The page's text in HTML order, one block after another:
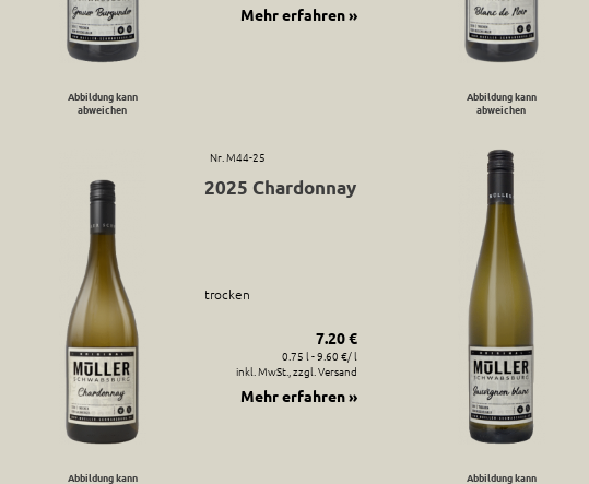
Abbildung kann
abweichen
Mehr erfahren »
Abbildung kann
abweichen
Abbildung kann
Nr. M44-25
2025 Chardonnay
trocken
7.20 €
0.75 l - 9.60 €/ l
inkl. MwSt., zzgl. Versand
Mehr erfahren »
Abbildung kann